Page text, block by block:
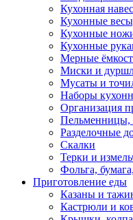
Кухонная
Кухонные
Кухонные
Кухонные
Мерные
Миски и
Мусаты и
Наборы
Организация
Пельменницы,
Разделочные
Скалки
Терки и
Фольга,
Приготовление еды
Казаны и
Кастрюли и